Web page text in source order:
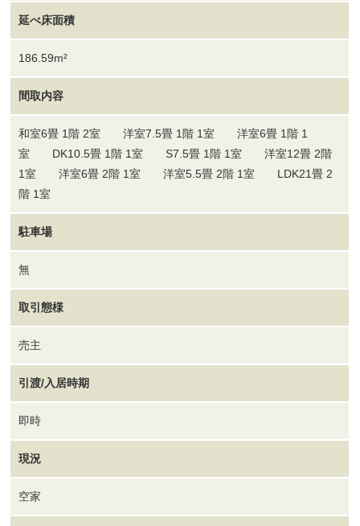
延べ床面積
186.59m²
間取内容
和室6畳 1階 2室 洋室7.5畳 1階 1室 洋室6畳 1階 1
室 DK10.5畳 1階 1室 S7.5畳 1階 1室 洋室12畳 2階
1室 洋室6畳 2階 1室 洋室5.5畳 2階 1室 LDK21畳 2
階 1室
駐車場
無
取引態様
売主
引渡/入居時期
即時
現況
空家